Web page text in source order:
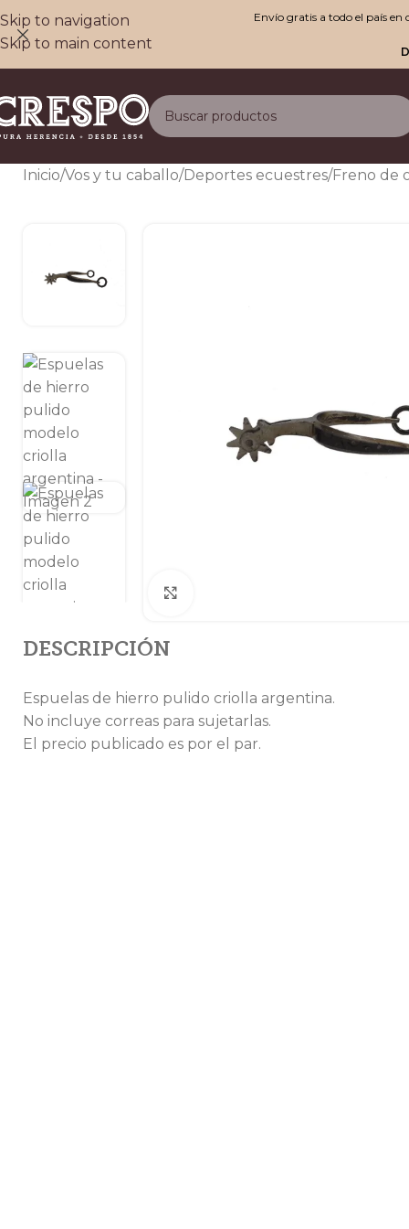
Skip to navigation
Skip to main content
Envío gratis a todo el país
Inicio/Vos y tu caballo/Deportes ecuestres/Freno de
DESCRIPCIÓN
Espuelas de hierro pulido criolla argentina.
No incluye correas para sujetarlas.
El precio publicado es por el par.